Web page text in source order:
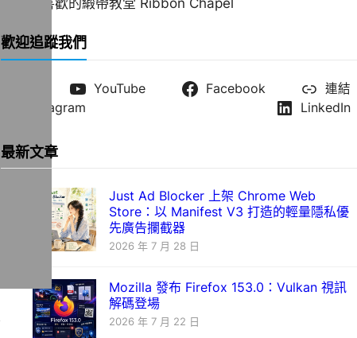
歡迎追蹤我們
YouTube Facebook
連結
Instagram
LinkedIn
最新文章
Just Ad Blocker 上架 Chrome Web
Store：以 Manifest V3 打造的輕量隱私優
先廣告攔截器
2026 年 7 月 28 日
Mozilla 發布 Firefox 153.0：Vulkan 視訊
解碼登場
2026 年 7 月 22 日